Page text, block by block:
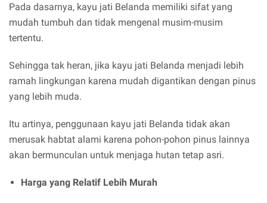
Pada dasarnya, kayu jati Belanda memiliki sifat yang
mudah tumbuh dan tidak mengenal musim-musim
tertentu.
Sehingga tak heran, jika kayu jati Belanda menjadi lebih
ramah lingkungan karena mudah digantikan dengan pinus
yang lebih muda.
Itu artinya, penggunaan kayu jati Belanda tidak akan
merusak habtat alami karena pohon-pohon pinus lainnya
akan bermunculan untuk menjaga hutan tetap asri.
Harga yang Relatif Lebih Murah